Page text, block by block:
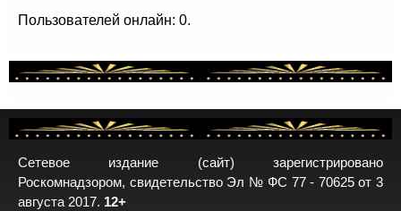
Пользователей онлайн: 0.
Сетевое издание (сайт) зарегистрировано
Роскомнадзором, свидетельство Эл № ФС 77 - 70625 от 3
августа 2017. 12+